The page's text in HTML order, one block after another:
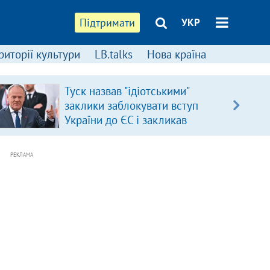
Підтримати УКР
культури LB.talks Нова країна
Туск назвав "ідіотськими"
заклики заблокувати вступ
України до ЄС і закликав
припинити антиукраїнську
РЕКЛАМА